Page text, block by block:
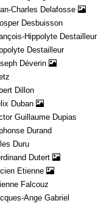
Charles Delafosse
Desbuisson
Hippolyte Destailleur
Destailleur
Déverin
Dillon
Duban
Guillaume Dupias
Durand
Duru
Dutert
Etienne
Falcouz
Ange Gabriel